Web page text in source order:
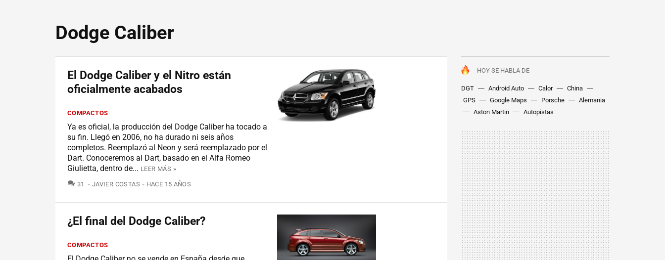
Dodge Caliber
HOY SE HABLA DE
DGT Android Auto Calor
China
GPS
Google Maps Porsche
Alemania
Aston Martin
Autopistas
El Dodge Caliber y el Nitro están
oficialmente acabados
COMPACTOS
Ya es oficial, la producción del Dodge Caliber ha tocado a
su fin. Llegó en 2006, no ha durado ni seis años
completos. Reemplazó al Neon y será reemplazado por el
Dart. Conoceremos al Dart, basado en el Alfa Romeo
Giulietta, dentro de... LEER MÁS »
31 COMENTARIOS
JAVIER COSTAS HACE 15 AÑOS
¿El final del Dodge Caliber?
COMPACTOS